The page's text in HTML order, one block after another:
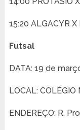
15:20 ALGACYR X
Futsal
DATA: 19 de
LOCAL:
ENDEREÇO: R.